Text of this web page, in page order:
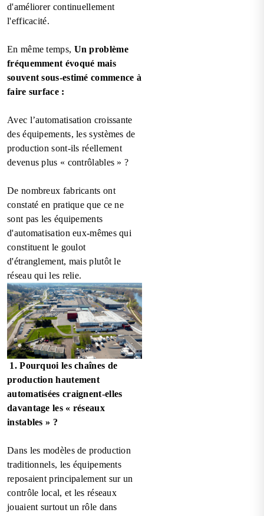
d'améliorer continuellement
l'efficacité.
En même temps, Un problème
fréquemment évoqué mais
souvent sous-estimé commence à
faire surface :
Avec l’automatisation croissante
des équipements, les systèmes de
production sont-ils réellement
devenus plus « contrôlables » ?
De nombreux fabricants ont
constaté en pratique que ce ne
sont pas les équipements
d'automatisation eux-mêmes qui
constituent le goulot
d'étranglement, mais plutôt le
réseau qui les relie.
1. Pourquoi les chaînes de
production hautement
automatisées craignent-elles
davantage les « réseaux
instables » ?
Dans les modèles de production
traditionnels, les équipements
reposaient principalement sur un
contrôle local, et les réseaux
jouaient surtout un rôle dans